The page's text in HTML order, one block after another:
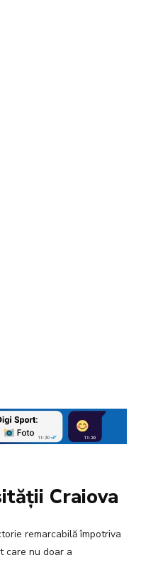
Craiova
remarcabilă împotriva
care nu doar a